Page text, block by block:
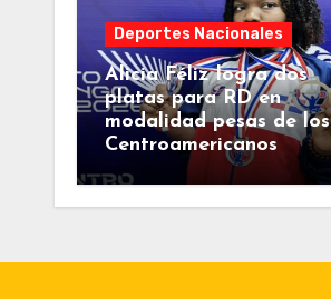
Deportes Nacionales
Alicia Féliz logra dos
platas para RD en
modalidad pesas de los
Centroamericanos